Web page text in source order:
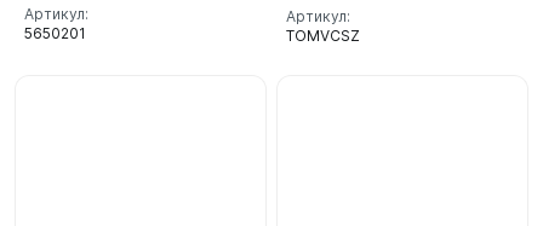
Артикул:
5650201
Артикул:
TOMVCSZ